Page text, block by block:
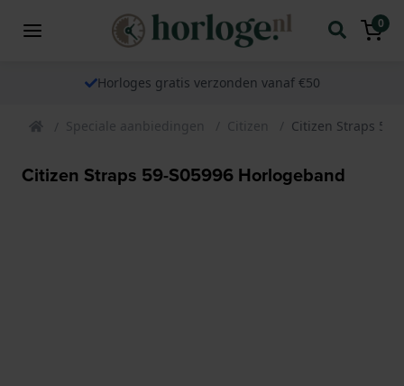
0
Horloges gratis verzonden vanaf €50
Speciale aanbiedingen Citizen Citizen Straps 59-
Citizen Straps 59-S05996 Horlogeband